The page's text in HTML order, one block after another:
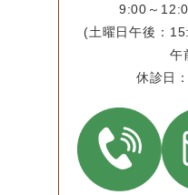
9:00～
(土曜日午後：
午
休診日